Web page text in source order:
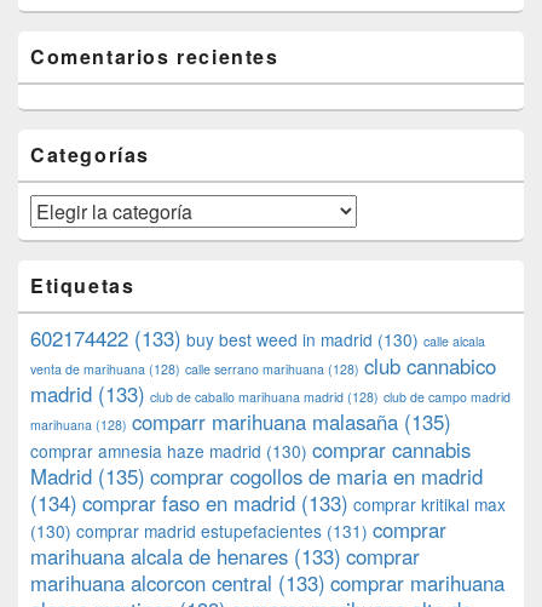
Comentarios recientes
Categorías
Categorías
Etiquetas
602174422 (133) buy best weed in madrid (130) calle alcala
venta de marihuana (128) calle serrano marihuana (128) club cannabico
madrid (133) club de caballo marihuana madrid (128) club de campo madrid
marihuana (128) comparr marihuana malasaña (135)
comprar amnesia haze madrid (130) comprar cannabis
Madrid (135) comprar cogollos de maria en madrid
(134) comprar faso en madrid (133) comprar kritikal max
(130) comprar madrid estupefacientes (131) comprar
marihuana alcala de henares (133) comprar
marihuana alcorcon central (133) comprar marihuana